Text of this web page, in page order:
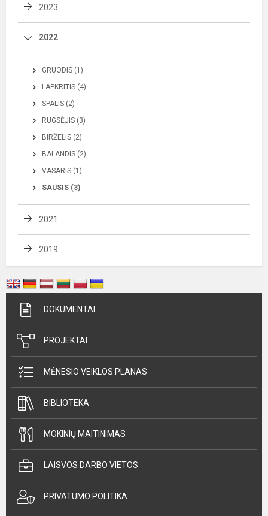
2023
2022
GRUODIS (1)
LAPKRITIS (4)
SPALIS (2)
RUGSĖJIS (3)
BIRŽELIS (2)
BALANDIS (2)
VASARIS (1)
SAUSIS (3)
2021
2019
DOKUMENTAI
PROJEKTAI
MĖNESIO VEIKLOS PLANAS
BIBLIOTEKA
MOKINIŲ MAITINIMAS
LAISVOS DARBO VIETOS
PRIVATUMO POLITIKA